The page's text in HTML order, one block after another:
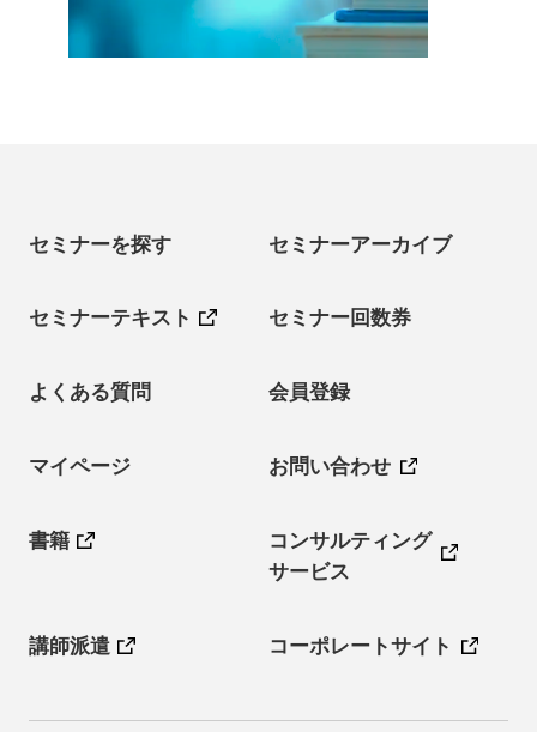
セミナーを探す セミナーアーカイブ
セミナーテキスト セミナー回数券
よくある質問 会員登録
マイページ お問い合わせ
書籍
コンサルティング
サービス
講師派遣 コーポレートサイト